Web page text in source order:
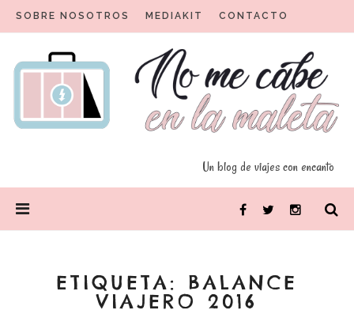
SOBRE NOSOTROS MEDIAKIT CONTACTO
Un blog de viajes con encanto
No me cabe en la maleta
Un blog para viajeros con encanto
FacebookTwitter Instagram
ETIQUETA: BALANCE
VIAJERO 2016